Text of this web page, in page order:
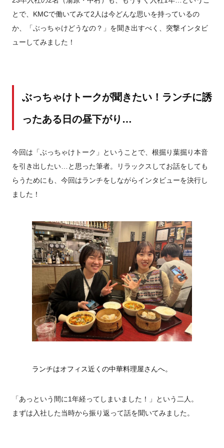
とで、KMCで働いてみて2人は今どんな思いを持っているの
か、「ぶっちゃけどうなの？」を聞き出すべく、突撃インタビ
ューしてみました！
ぶっちゃけトークが聞きたい！ランチに誘
ったある日の昼下がり…
今回は「ぶっちゃけトーク」ということで、根掘り葉掘り本音
を引き出したい…と思った筆者。リラックスしてお話をしても
らうためにも、今回はランチをしながらインタビューを決行し
ました！
ランチはオフィス近くの中華料理屋さんへ。
「あっという間に1年経ってしまいました！」という二人。
まずは入社した当時から振り返って話を聞いてみました。